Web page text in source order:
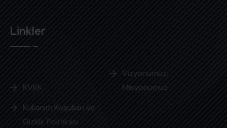
Linkler
KVKK
Vizyonumuz,
Misyonumuz
Kullanım Koşulları ve
Gizlilik Politikası